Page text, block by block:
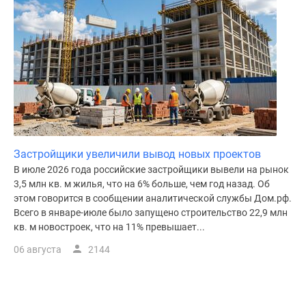
Застройщики увеличили вывод новых проектов
В июле 2026 года российские застройщики вывели на рынок
3,5 млн кв. м жилья, что на 6% больше, чем год назад. Об
этом говорится в сообщении аналитической службы Дом.рф.
Всего в январе-июле было запущено строительство 22,9 млн
кв. м новостроек, что на 11% превышает...
06 августа 2144